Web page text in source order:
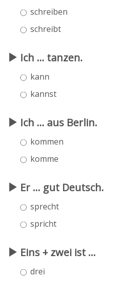
schreiben
schreibt
Ich ... tanzen.
kann
kannst
Ich ... aus Berlin.
kommen
komme
Er ... gut Deutsch.
sprecht
spricht
Eins + zwei ist ...
drei